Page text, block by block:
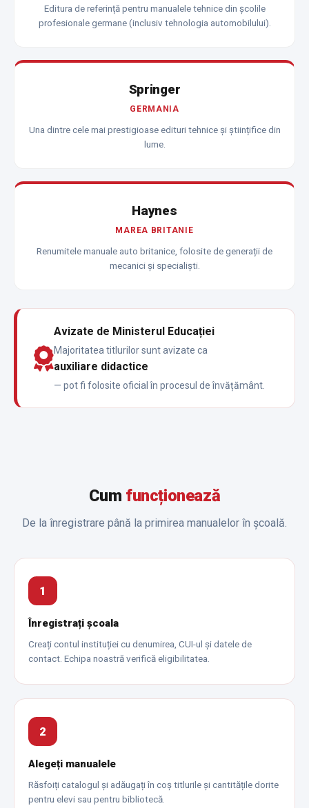
Editura de referință pentru manualele tehnice din școlile
profesionale germane (inclusiv tehnologia automobilului).
Springer
GERMANIA
Una dintre cele mai prestigioase edituri tehnice și științifice din
lume.
Haynes
MAREA BRITANIE
Renumitele manuale auto britanice, folosite de generații de
mecanici și specialiști.
Avizate de Ministerul Educației
Majoritatea titlurilor sunt avizate ca
auxiliare didactice
— pot fi folosite oficial în procesul de învățământ.
Cum funcționează
De la înregistrare până la primirea manualelor în școală.
1
Înregistrați școala
Creați contul instituției cu denumirea, CUI-ul și datele de
contact. Echipa noastră verifică eligibilitatea.
2
Alegeți manualele
Răsfoiți catalogul și adăugați în coș titlurile și cantitățile dorite
pentru elevi sau pentru bibliotecă.